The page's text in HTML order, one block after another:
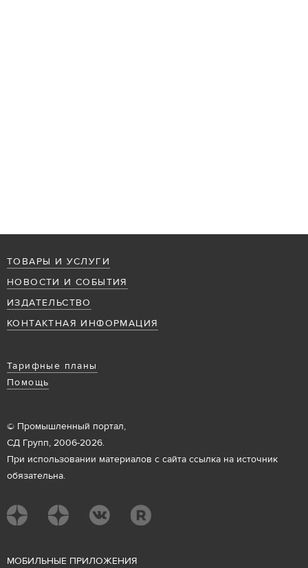
ТОВАРЫ И УСЛУГИ
НОВОСТИ И СОБЫТИЯ
ИЗДАТЕЛЬСТВО
КОНТАКТНАЯ ИНФОРМАЦИЯ
Тарифные планы
Помощь
© Промышленный портал,
СД Групп, 2006-2026.
При использовании материалов с сайта ссылка на источник
обязательна.
МОБИЛЬНЫЕ ПРИЛОЖЕНИЯ